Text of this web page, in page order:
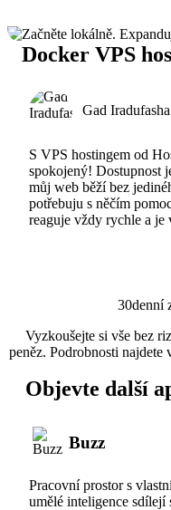
Docker VPS
Gad Iradufasha
S VPS hostingem od
spokojený! Dostupnost
můj web běží bez
potřebuju s něčím
reaguje vždy rychle a je
30denní
Vyzkoušejte si vše bez
peněz. Podrobnosti najdete
Objevte další
Buzz
Pracovní prostor s
umělé inteligence sdílejí